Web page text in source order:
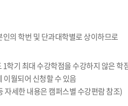
인의 학번 및 단과대학별로 상이하므로
1학기 최대 수강학점을 수강하지 않은 학
이월되어 신청할 수 있음
자세한 내용은 캠퍼스별 수강편람 참조)